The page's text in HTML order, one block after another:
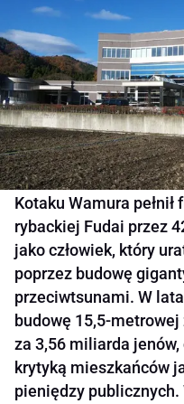
Kotaku Wamura
rybackiej Fudai przez
jako człowiek, który
poprzez budowę
przeciwtsunami. W
budowę 15,5-
za 3,56 miliarda jenów,
krytyką mieszkańców
pieniędzy publicznych.